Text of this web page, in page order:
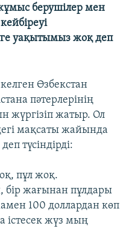
берушілер мен
уақытымыз жоқ деп
Өзбекстан
пәтерлерінің
жүргізіп жатыр. Ол
мақсаты жайында
түсіндірді:
пұл жоқ.
бір жағынан пұлдары
100 доллардан көп
істесек жүз мың